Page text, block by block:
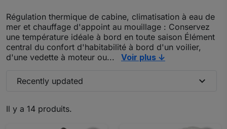
Régulation thermique de cabine, climatisation à eau de
mer et chauffage d'appoint au mouillage : Conservez
une température idéale à bord en toute saison Élément
central du confort d'habitabilité à bord d'un voilier,
d'une vedette à moteur ou...
Voir plus ↓
Il y a 14 produits.
Recently updated expand_more